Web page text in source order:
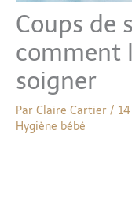
Coups de
comment
soigner
Par Claire Cartier /
Hygiène bébé